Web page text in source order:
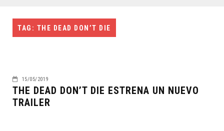
TAG: THE DEAD DON’T DIE
15/05/2019
THE DEAD DON’T DIE ESTRENA UN NUEVO
TRAILER